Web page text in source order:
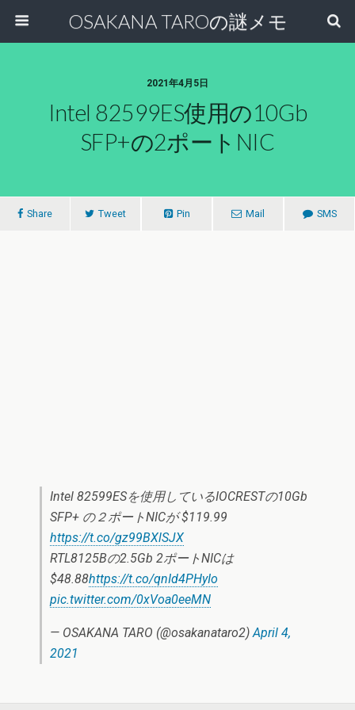
OSAKANA TAROの謎メモ
2021年4月5日
Intel 82599ES使用の10Gb
SFP+の2ポートNIC
Share Tweet Pin Mail SMS
Intel 82599ESを使用しているIOCRESTの10Gb
SFP+ の２ポートNICが $119.99
https://t.co/gz99BXlSJX
RTL8125Bの2.5Gb 2ポートNICは
$48.88https://t.co/qnId4PHyIo
pic.twitter.com/0xVoa0eeMN
— OSAKANA TARO (@osakanataro2)April 4,
2021